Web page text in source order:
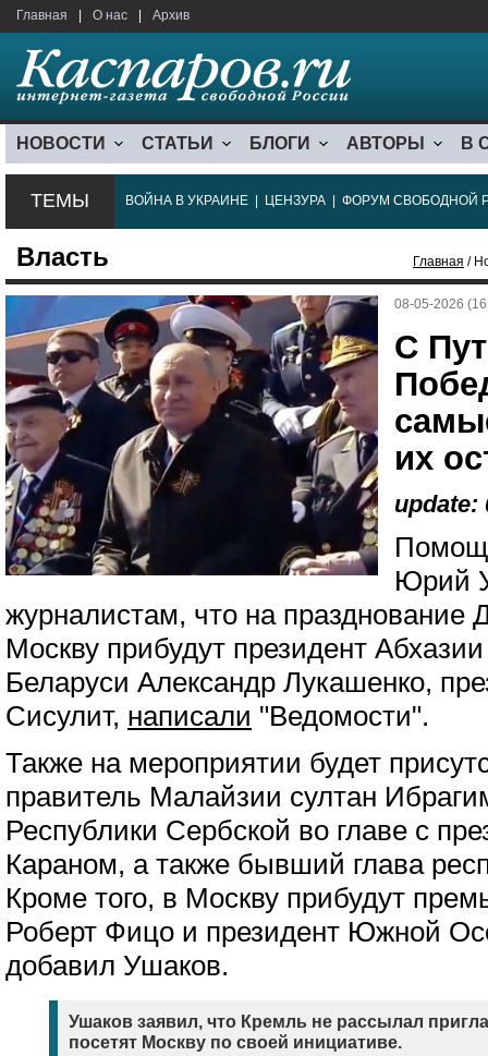
Главная О нас Архив
НОВОСТИ СТАТЬИ БЛОГИ АВТОРЫ В
ТЕМЫ ВОЙНА В УКРАИНЕ ЦЕНЗУРА ФОРУМ СВОБОДНОЙ
Власть Главная /
08-05-2026
С
их
update:
Юрий
журналистам, что на
Москву прибудут президент
Беларуси Александр Лукашенко,
Сисулит, написали "Ведомости".
Также на мероприятии будет
правитель Малайзии султан
Республики Сербской во главе с
Караном, а также бывший глава
Кроме того, в Москву прибудут
Роберт Фицо и президент Южной
добавил Ушаков.
Ушаков заявил, что Кремль не рассылал
посетят Москву по своей инициативе.